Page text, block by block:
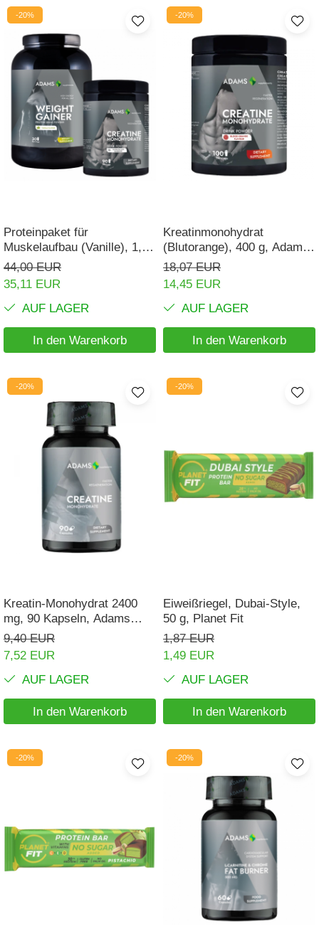
-20%
Proteinpaket für
Muskelaufbau (Vanille), 1,5
kg + Kreatin
44,00 EUR
35,11 EUR
AUF LAGER
In den Warenkorb
-20%
Kreatinmonohydrat
(Blutorange), 400 g, Adams
Supplements
18,07 EUR
14,45 EUR
AUF LAGER
In den Warenkorb
-20%
Kreatin-Monohydrat 2400
mg, 90 Kapseln, Adams
Supplements
9,40 EUR
7,52 EUR
AUF LAGER
In den Warenkorb
-20%
Eiweißriegel, Dubai-Style,
50 g, Planet Fit
1,87 EUR
1,49 EUR
AUF LAGER
In den Warenkorb
-20% -20%